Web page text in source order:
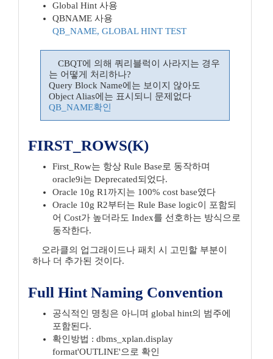
Global Hint 사용
QBNAME 사용
QB_NAME, GLOBAL HINT TEST
CBQT에 의해 쿼리블럭이 사라지는 경우
는 어떻게 처리하나?
Query Block Name에는 보이지 않아도
Object Alias에는 표시되니 문제없다
QB_NAME확인
FIRST_ROWS(K)
First_Row는 항상 Rule Base로 동작하며
oracle9i는 Deprecated되었다.
Oracle 10g R1까지는 100% cost base였다
Oracle 10g R2부터는 Rule Base logic이 포함되
어 Cost가 높더라도 Index를 선호하는 방식으로
동작한다.
오라클의 업그래이드나 패치 시 고민할 부분이
하나 더 추가된 것이다.
Full Hint Naming Convention
공식적인 명칭은 아니며 global hint의 범주에
포함된다.
확인방법 : dbms_xplan.display
format'OUTLINE'으로 확인